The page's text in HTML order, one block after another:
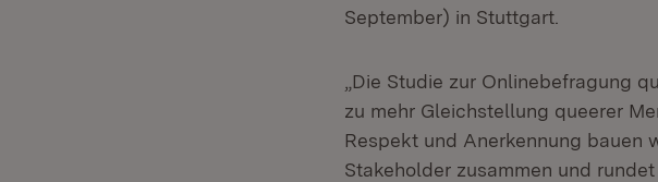
September) in Stuttgart.
„Die Studie zur Onlinebefragung
zu mehr Gleichstellung queerer
Respekt und Anerkennung bauen
Stakeholder zusammen und